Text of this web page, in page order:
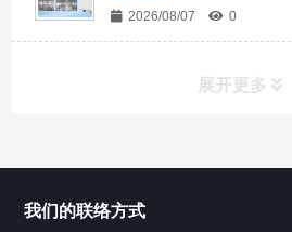
2026/08/07 0
展开更多
我们的联络方式